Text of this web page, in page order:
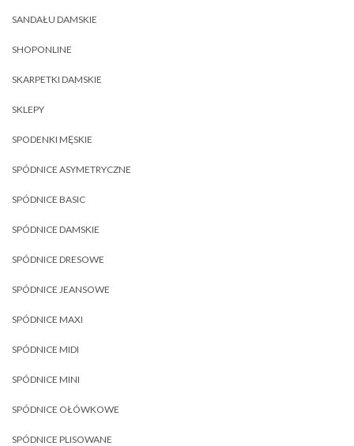
SANDAŁU DAMSKIE
SHOPONLINE
SKARPETKI DAMSKIE
SKLEPY
SPODENKI MĘSKIE
SPÓDNICE ASYMETRYCZNE
SPÓDNICE BASIC
SPÓDNICE DAMSKIE
SPÓDNICE DRESOWE
SPÓDNICE JEANSOWE
SPÓDNICE MAXI
SPÓDNICE MIDI
SPÓDNICE MINI
SPÓDNICE OŁÓWKOWE
SPÓDNICE PLISOWANE